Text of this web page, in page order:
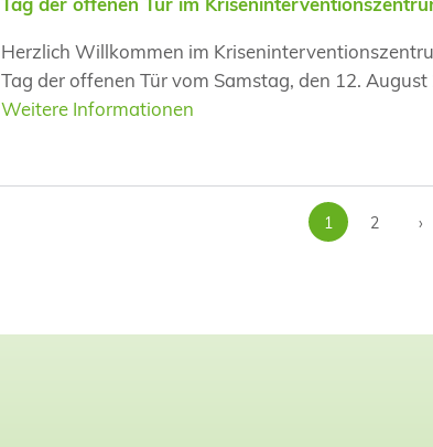
Herzlich Willkommen im
Tag der offenen Tür vom Samstag, den 12.
Weitere Informationen
1 2 ›